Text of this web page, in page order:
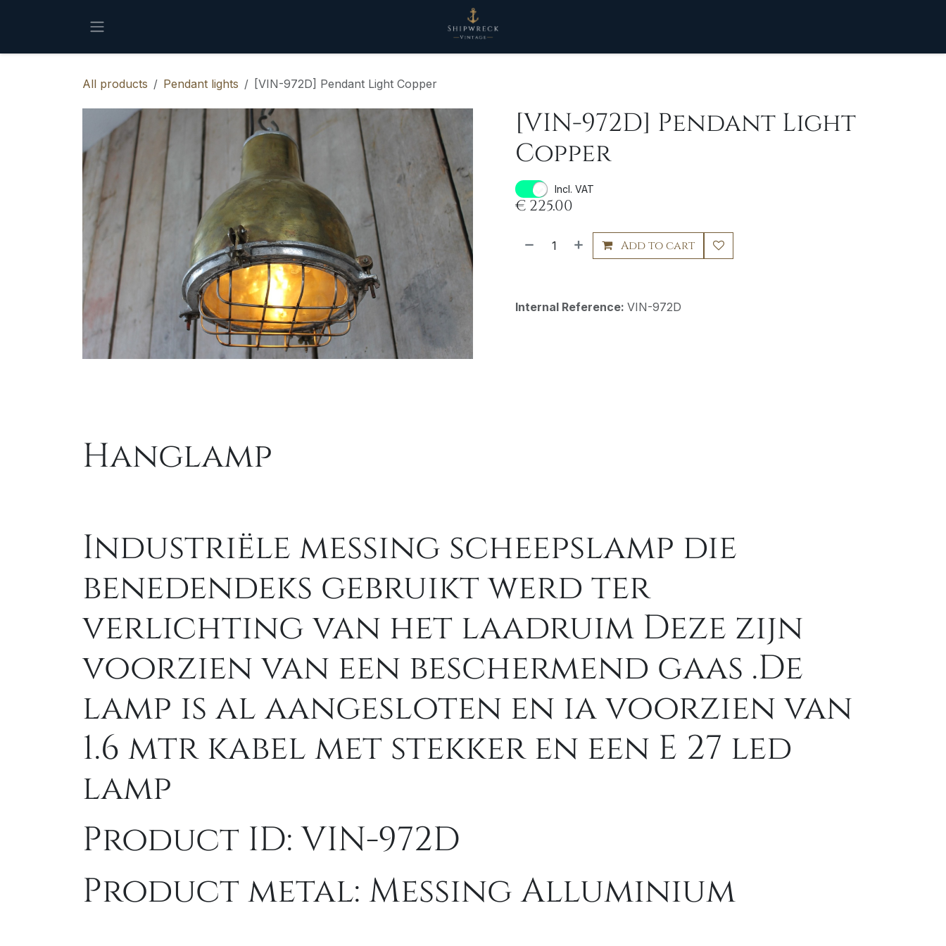
All products Pendant lights [VIN-972D] Pendant Light Copper
[VIN-972D] Pendant Light
Copper
Incl. VAT
€ 225.00
Add to cart
Internal Reference: VIN-972D
Hanglamp
Industriële messing scheepslamp die
benedendeks gebruikt werd ter
verlichting van het laadruim Deze zijn
voorzien van een beschermend gaas .De
lamp is al aangesloten en ia voorzien van
1.6 mtr kabel met stekker en een E 27 led
lamp
Product ID: VIN-972D
Product metal: Messing Alluminium